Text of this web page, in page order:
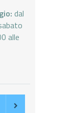
dal
alle